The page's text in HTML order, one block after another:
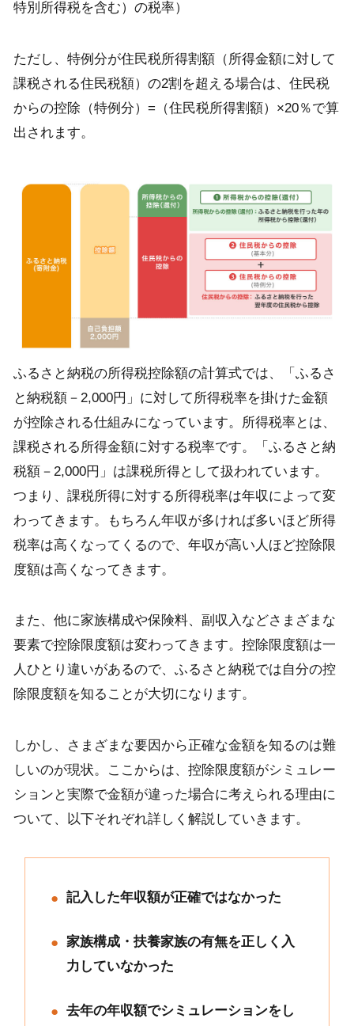
特別所得税を含む）の税率）
ただし、特例分が住民税所得割額（所得金額に対して
課税される住民税額）の2割を超える場合は、住民税
からの控除（特例分）=（住民税所得割額）×20％で算
出されます。
ふるさと納税の所得税控除額の計算式では、「ふるさ
と納税額－2,000円」に対して所得税率を掛けた金額
が控除される仕組みになっています。所得税率とは、
課税される所得金額に対する税率です。「ふるさと納
税額－2,000円」は課税所得として扱われています。
つまり、課税所得に対する所得税率は年収によって変
わってきます。もちろん年収が多ければ多いほど所得
税率は高くなってくるので、年収が高い人ほど控除限
度額は高くなってきます。
また、他に家族構成や保険料、副収入などさまざまな
要素で控除限度額は変わってきます。控除限度額は一
人ひとり違いがあるので、ふるさと納税では自分の控
除限度額を知ることが大切になります。
しかし、さまざまな要因から正確な金額を知るのは難
しいのが現状。ここからは、控除限度額がシミュレー
ションと実際で金額が違った場合に考えられる理由に
ついて、以下それぞれ詳しく解説していきます。
記入した年収額が正確ではなかった
家族構成・扶養家族の有無を正しく入
力していなかった
去年の年収額でシミュレーションをし